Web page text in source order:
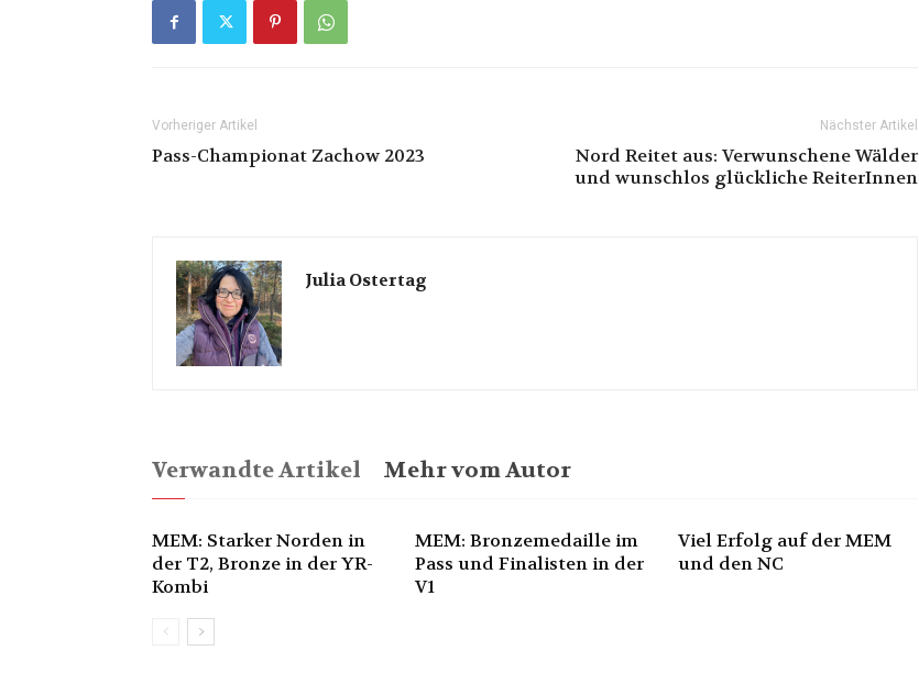
Vorheriger Artikel
Pass-Championat Zachow 2023
Nächster Artikel
Nord Reitet aus: Verwunschene Wälder
und wunschlos glückliche ReiterInnen
Julia Ostertag
Verwandte Artikel Mehr vom Autor
MEM: Starker Norden in
der T2, Bronze in der YR-
Kombi
MEM: Bronzemedaille im
Pass und Finalisten in der
V1
Viel Erfolg auf der MEM
und den NC